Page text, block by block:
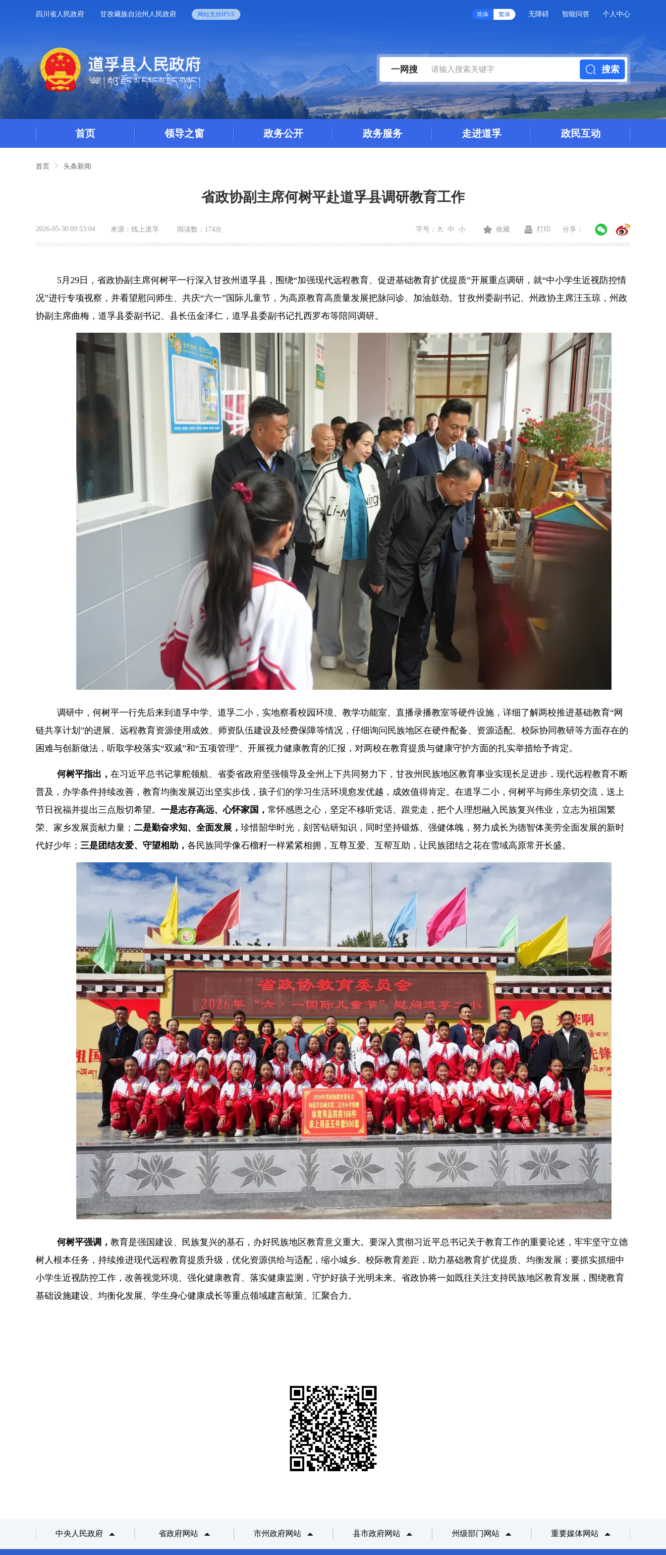
四川省人民政府 甘孜藏族自治州人民政府 网站支持IPV6 简体 繁体 无障碍 智能问答 个人中心
一网搜 搜索
首页 领导之窗 政务公开 政务服务 走进道孚 政民互动
首页 头条新闻
省政协副主席何树平赴道孚县调研教育工作
2026-05-30 09:53:04 来源： 线上道孚 阅读数： 174次 字号： 大 中 小 收藏 打印 分享：
5 月 29日，省政协副主席何树平一行深入甘孜州道孚县，围绕“加强现代远程教育、促进基础教育扩优提质”开展重点调研，就“中小学生近视防控情
况”进行专项视察，并看望慰问师生、共庆“六一”国际儿童节，为高原教育高质量发展把脉问诊、加油鼓劲。 甘孜州委副书记、州政协主席汪玉琼，州政
协副主席曲梅，道孚县委副书记、县长伍金泽仁，道孚县委副书记扎西罗布等陪同调研。
调研中，何树平一行先后来到道孚中学、道孚二小，实地察看校园环境、教学功能室、直播录播教室等硬件设施，详细了解两校推进基础教育“网
链共享计划”的进展、远程教育资源使用成效、师资队伍建设及经费保障等情况，仔细询问民族地区在硬件配备、资源适配、校际协同教研等方面存在的
困难与创新做法，听取学校落实“双减”和“五项管理”、开展视力健康教育的汇报，对两校在教育提质与健康守护方面的扎实举措给予肯定。
何树平指出， 在习近平总书记掌舵领航、省委省政府坚强领导及全州上下共同努力下，甘孜州民族地区教育事业实现长足进步，现代远程教育不断
普及，办学条件持续改善，教育均衡发展迈出坚实步伐，孩子们的学习生活环境愈发优越，成效值得肯定。在道孚二小，何树平与师生亲切交流，送上
节日祝福并提出三点殷切希望。 一是志存高远、心怀家国， 常怀感恩之心，坚定不移听党话、跟党走，把个人理想融入民族复兴伟业，立志为祖国繁
荣、家乡发展贡献力量； 二是勤奋求知、全面发展， 珍惜韶华时光，刻苦钻研知识，同时坚持锻炼、强健体魄，努力成长为德智体美劳全面发展的新时
代好少年； 三是团结友爱、守望相助， 各民族同学像石榴籽一样紧紧相拥，互尊互爱、互帮互助，让民族团结之花在雪域高原常开长盛。
何树平强调， 教育是强国建设、民族复兴的基石，办好民族地区教育意义重大。要深入贯彻习近平总书记关于教育工作的重要论述，牢牢坚守立德
树人根本任务，持续推进现代远程教育提质升级，优化资源供给与适配，缩小城乡、校际教育差距，助力基础教育扩优提质、均衡发展；要抓实抓细中
小学生近视防控工作，改善视觉环境、强化健康教育、落实健康监测，守护好孩子光明未来。省政协将一如既往关注支持民族地区教育发展，围绕教育
基础设施建设、均衡化发展、学生身心健康成长等重点领域建言献策、汇聚合力。
中央人民政府 省政府网站 市州政府网站 县市政府网站 州级部门网站 重要媒体网站